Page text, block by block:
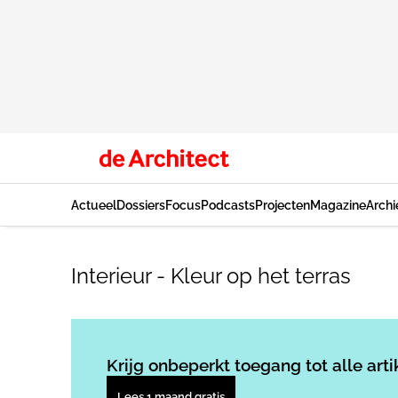
ActueelDossiersFocusPodcastsProjectenMagazine
Interieur - Kleur op het terras
Krijg onbeperkt toegang tot alle